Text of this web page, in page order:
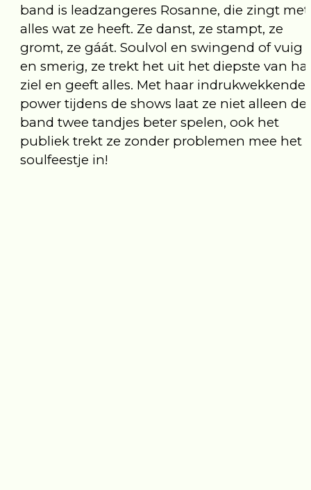
band is leadzangeres Rosanne, die zingt met
alles wat ze heeft. Ze danst, ze stampt, ze
gromt, ze gáát. Soulvol en swingend of vuig
en smerig, ze trekt het uit het diepste van
ziel en geeft alles. Met haar indrukwekkende
power tijdens de shows laat ze niet alleen de
band twee tandjes beter spelen, ook het
publiek trekt ze zonder problemen mee het
soulfeestje in!